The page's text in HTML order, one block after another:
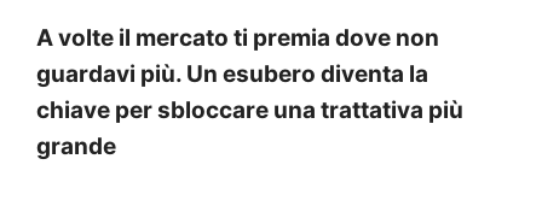
A volte il mercato ti premia dove non
guardavi più. Un esubero diventa la
chiave per sbloccare una trattativa più
grande